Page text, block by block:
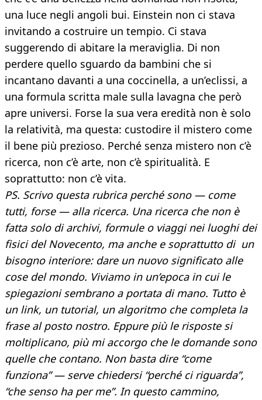
una luce negli angoli bui. Einstein non ci stava
invitando a costruire un tempio. Ci stava
suggerendo di abitare la meraviglia. Di non
perdere quello sguardo da bambini che si
incantano davanti a una coccinella, a un’eclissi, a
una formula scritta male sulla lavagna che però
apre universi. Forse la sua vera eredità non è solo
la relatività, ma questa: custodire il mistero come
il bene più prezioso. Perché senza mistero non c’è
ricerca, non c’è arte, non c’è spiritualità. E
soprattutto: non c’è vita.
PS. Scrivo questa rubrica perché sono — come
tutti, forse — alla ricerca. Una ricerca che non è
fatta solo di archivi, formule o viaggi nei luoghi dei
fisici del Novecento, ma anche e soprattutto di un
bisogno interiore: dare un nuovo significato alle
cose del mondo. Viviamo in un’epoca in cui le
spiegazioni sembrano a portata di mano. Tutto è
un link, un tutorial, un algoritmo che completa la
frase al posto nostro. Eppure più le risposte si
moltiplicano, più mi accorgo che le domande sono
quelle che contano. Non basta dire “come
funziona” — serve chiedersi “perché ci riguarda”,
“che senso ha per me”. In questo cammino,